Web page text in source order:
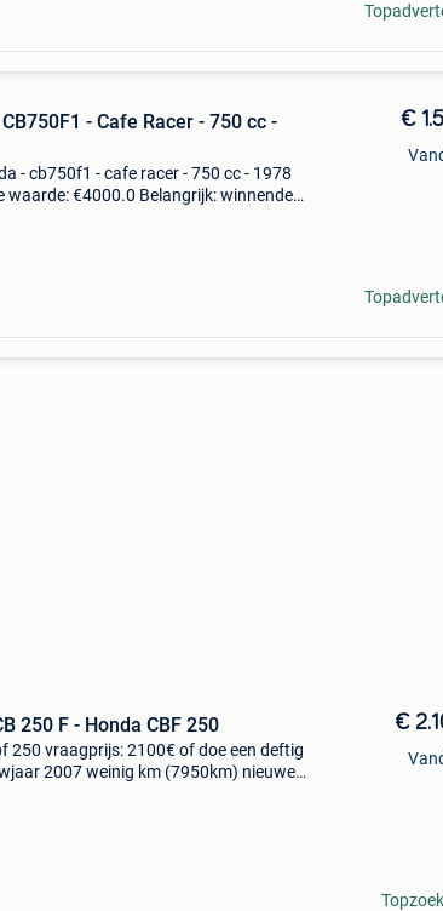
- Cafe Racer - 750 cc -
- cb750f1 - cafe racer - 750 cc - 1978
waarde: €4000.0 Belangrijk: winnende
€
250 F - Honda CBF 250
250 vraagprijs: 2100€ of doe een deftig
2007 weinig km (7950km) nieuwe
€